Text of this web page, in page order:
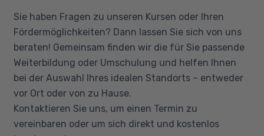
Sie haben Fragen zu unseren Kursen oder Ihren
Fördermöglichkeiten? Dann lassen Sie sich von uns
beraten! Gemeinsam finden wir die für Sie passende
Weiterbildung oder Umschulung und helfen Ihnen
bei der Auswahl Ihres idealen Standorts – entweder
vor Ort oder von zu Hause.
Kontaktieren Sie uns, um einen Termin zu
vereinbaren oder um sich direkt und kostenlos